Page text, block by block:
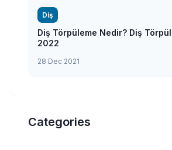
Diş
Diş Törpüleme Nedir? Diş
2022
28 Dec 2021
Categories